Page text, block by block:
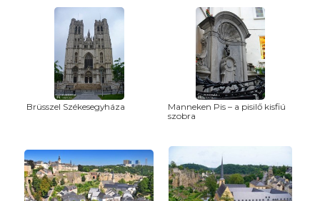
Brüsszel Székesegyháza
Manneken Pis – a pisilő kisfiú
szobra